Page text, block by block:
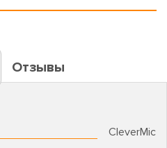
Отзывы
CleverMic